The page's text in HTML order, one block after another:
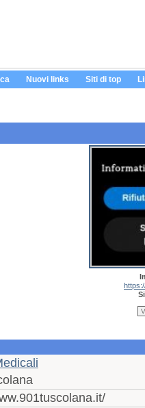
Nuovi links Siti di top